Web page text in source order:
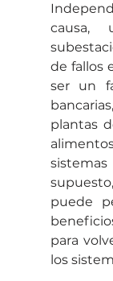
de fallos
ser un
plantas
puede
para
los